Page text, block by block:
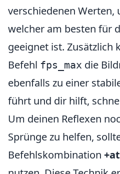
verschiedenen Werten,
welcher am besten für
geeignet ist. Zusätzlich
Befehl fps_max die
ebenfalls zu einer
führt und dir hilft,
Um deinen Reflexen
Sprünge zu helfen,
Befehlskombination